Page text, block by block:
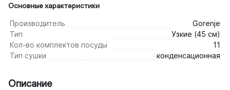
Основные характеристики
Производитель
Gorenje
Тип
Узкие (45 см)
Кол-во комплектов посуды
11
Тип сушки
конденсационная
Описание